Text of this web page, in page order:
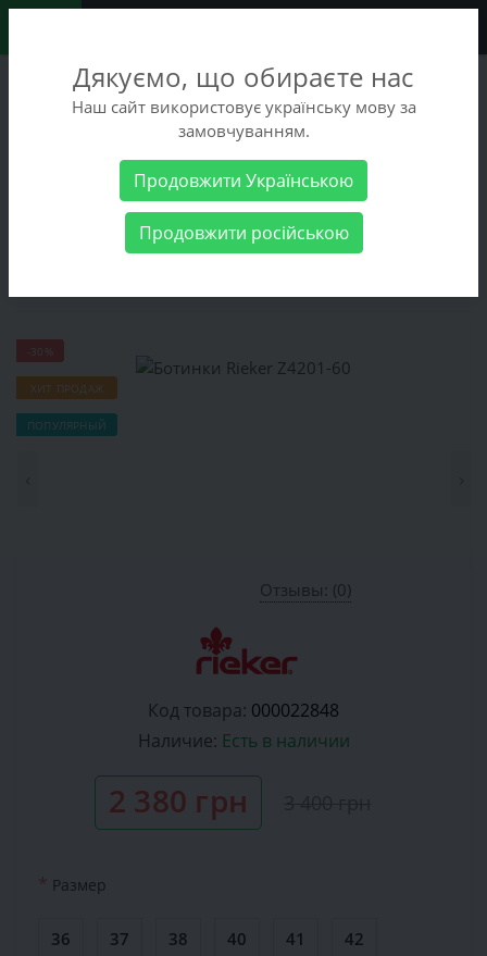
+38 (068) 486-90-09
+38 (093) 486-90-09
Женские товары Женская обувь Ботинки
ХИТ ПРОДАЖ
ПОПУЛЯРНЫЙ
Отзывы: (0)
Код товара: 000022848
Наличие: Есть в наличии
2 380 грн
* Размер
36 37 38 40 41 42
Дякуємо, що обираєте нас
Наш сайт використовує українську мову за
замовчуванням.
Продовжити Українською
Продовжити російською